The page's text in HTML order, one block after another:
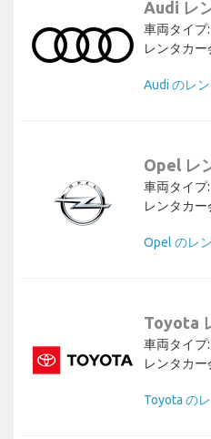
Audi レ
車両タイプ
レンタカー
Audi のレ
Opel レ
車両タイプ
レンタカー
Opel のレ
Toyota
車両タイプ
レンタカー
Toyota の